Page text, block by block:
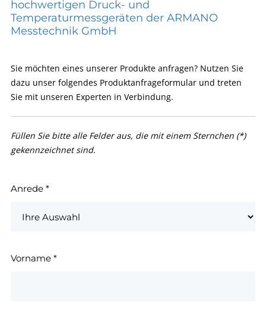
hochwertigen Druck- und
Temperaturmessgeräten der ARMANO
Messtechnik GmbH
Sie möchten eines unserer Produkte anfragen? Nutzen Sie
dazu unser folgendes Produktanfrageformular und treten
Sie mit unseren Experten in Verbindung.
Füllen Sie bitte alle Felder aus, die mit einem Sternchen (*)
gekennzeichnet sind.
Anrede *
Vorname *